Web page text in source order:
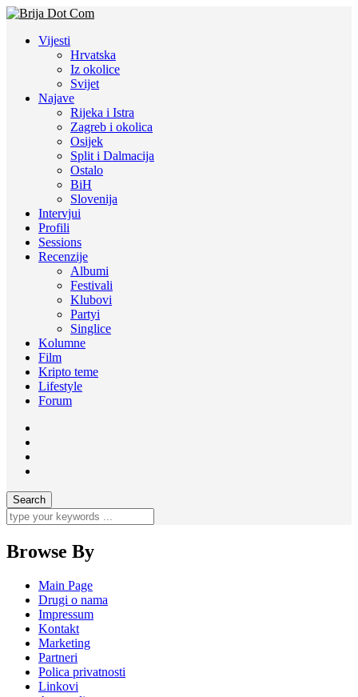
Vijesti
Hrvatska
Iz okolice
Svijet
Najave
Rijeka i Istra
Zagreb i okolica
Osijek
Split i Dalmacija
Ostalo
BiH
Slovenija
Intervjui
Profili
Sessions
Recenzije
Albumi
Festivali
Klubovi
Partyi
Singlice
Kolumne
Film
Kripto teme
Lifestyle
Forum
Browse By
Main Page
Drugi o nama
Impressum
Kontakt
Marketing
Partneri
Polica privatnosti
Linkovi